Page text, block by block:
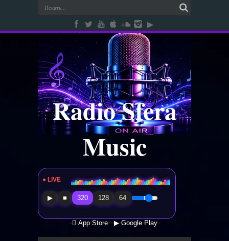
Radio Sfera
Music
● LIVE Radio Sfera Music
▶ ■ 320 128 64
 App Store ▶ Google Play